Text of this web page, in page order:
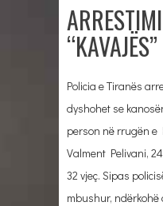
“KAVAJËS”
Policia e Tiranës
dyshohet se
person në rrugën e
Valment Pelivani,
32 vjeç. Sipas
mbushur, ndërkohë